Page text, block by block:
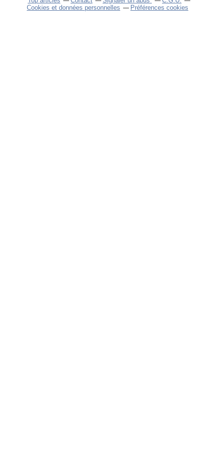
Cookies et données personnelles
Préférences cookies